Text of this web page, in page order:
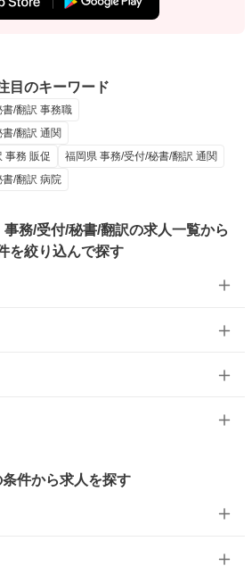
目のキーワード
/翻訳 事務職
/翻訳 通関
事務 販促
福岡県 事務/受付/秘書/翻訳 通関
/翻訳 病院
務/受付/秘書/翻訳の求人一覧から
を絞り込んで探す
条件から求人を探す